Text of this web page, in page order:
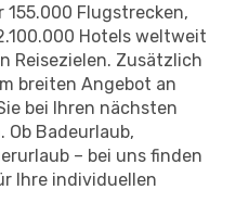
155.000 Flugstrecken,
Hotels weltweit
Reisezielen. Zusätzlich
breiten Angebot an
bei Ihren nächsten
Ob Badeurlaub,
– bei uns finden
Ihre individuellen